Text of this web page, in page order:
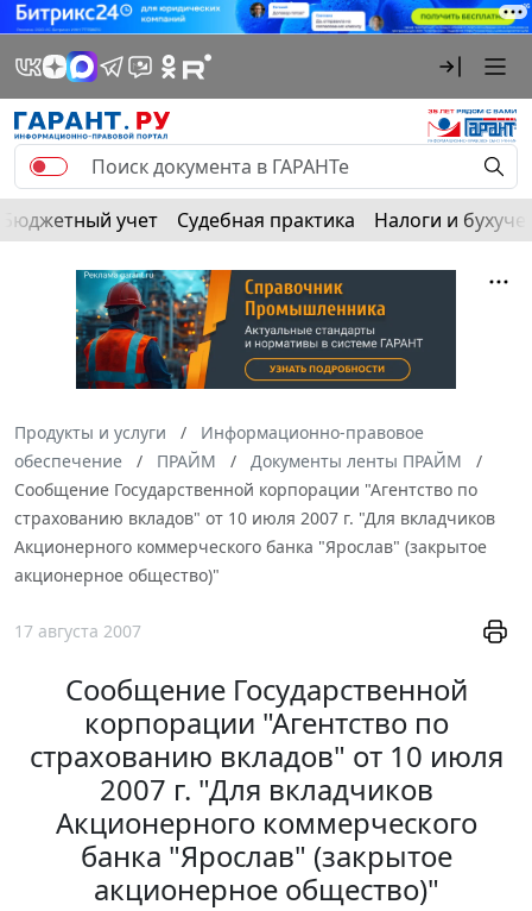
Бюджетный учет Судебная практика Налоги и
Продукты и услуги
Информационно-правовое
обеспечение
ПРАЙМ
Документы ленты ПРАЙМ
Сообщение Государственной корпорации "Агентство по
страхованию вкладов" от 10 июля 2007 г. "Для вкладчиков
Акционерного коммерческого банка "Ярослав" (закрытое
акционерное общество)"
17 августа 2007
Сообщение Государственной
корпорации "Агентство по
страхованию вкладов" от 10 июля
2007 г. "Для вкладчиков
Акционерного коммерческого
банка "Ярослав" (закрытое
акционерное общество)"